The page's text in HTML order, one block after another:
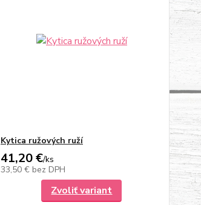
Kytica ružových ruží
41,20 €/ks
33,50 € bez DPH
Zvoliť variant